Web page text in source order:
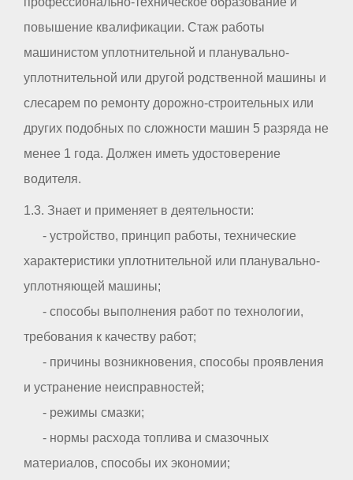
повышение квалификации. Стаж работы
машинистом уплотнительной и планувально-
уплотнительной или другой родственной машины и
слесарем по ремонту дорожно-строительных или
других подобных по сложности машин 5 разряда не
менее 1 года. Должен иметь удостоверение
водителя.
1.3. Знает и применяет в деятельности:
- устройство, принцип работы, технические
характеристики уплотнительной или планувально-
уплотняющей машины;
- способы выполнения работ по технологии,
требования к качеству работ;
- причины возникновения, способы проявления
и устранение неисправностей;
- режимы смазки;
- нормы расхода топлива и смазочных
материалов, способы их экономии;